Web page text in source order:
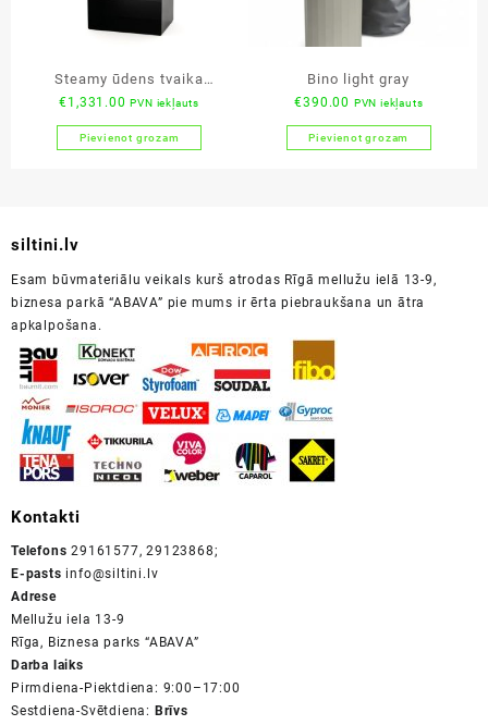
Steamy ūdens tvaika
kamīns
€1,331.00 PVN iekļauts
Pievienot grozam
Bino light gray
€390.00 PVN iekļauts
Pievienot grozam
siltini.lv
Esam būvmateriālu veikals kurš atrodas Rīgā mellužu ielā 13-9,
biznesa parkā “ABAVA” pie mums ir ērta piebraukšana un ātra
apkalpošana.
Kontakti
Telefons 29161577, 29123868;
E-pasts info@siltini.lv
Adrese
Mellužu iela 13-9
Rīga, Biznesa parks “ABAVA”
Darba laiks
Pirmdiena-Piektdiena: 9:00–17:00
Sestdiena-Svētdiena: Brīvs